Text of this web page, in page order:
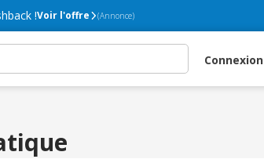
!Voir l'offre (Annonce)
Connexion